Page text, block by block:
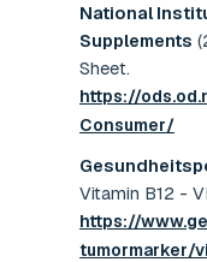
National
Supplements
Sheet.
https://
Consumer/
Vitamin B12 -
https://
tumormarker/